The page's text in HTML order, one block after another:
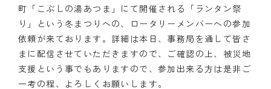
町「こぶしの湯あつま」にて開催される「ランタン祭
り」という冬まつりへの、ロータリーメンバーへの参加
依頼が来ております。詳細は本日、事務局を通して皆さ
まに配信させていただきますので、ご確認の上、被災地
支援という事でもありますので、参加出来る方は是非ご
一考の程、よろしくお願いします。